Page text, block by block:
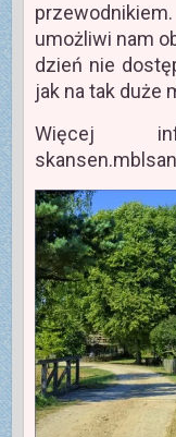
umożliwi nam
dzień nie
jak na tak duże
Więcej